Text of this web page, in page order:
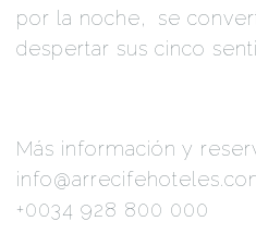
por la noche,
se
despertar sus cinco
Más información y
+0034 928 800 000